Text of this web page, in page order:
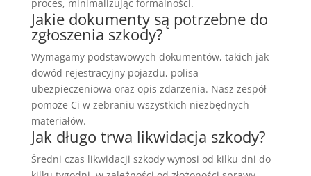
proces, minimalizując formalności.
Jakie dokumenty są potrzebne do
zgłoszenia szkody?
Wymagamy podstawowych dokumentów, takich jak
dowód rejestracyjny pojazdu, polisa
ubezpieczeniowa oraz opis zdarzenia. Nasz zespół
pomoże Ci w zebraniu wszystkich niezbędnych
materiałów.
Jak długo trwa likwidacja szkody?
Średni czas likwidacji szkody wynosi od kilku dni do